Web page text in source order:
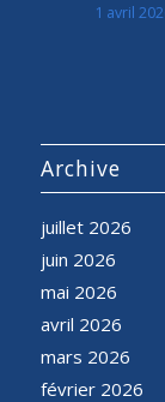
1 avril
Archive
juillet 2026
juin 2026
mai 2026
avril 2026
mars 2026
février 2026